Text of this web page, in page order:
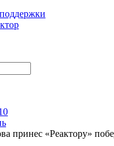
принес «Реактору»